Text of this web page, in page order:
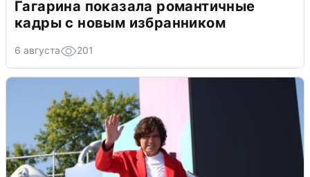
Гагарина показала романтичные
кадры с новым избранником
6 августа 201